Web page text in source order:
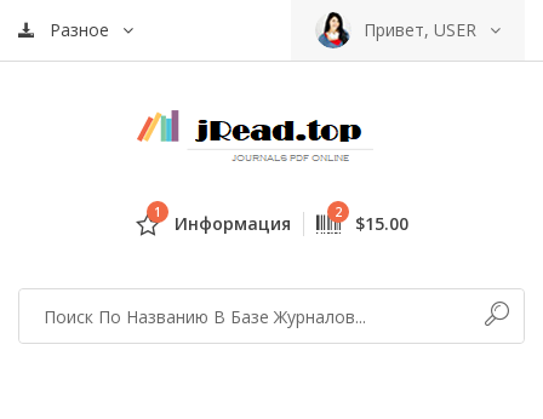
Разное Привет, USER
1 Информация 2 $15.00